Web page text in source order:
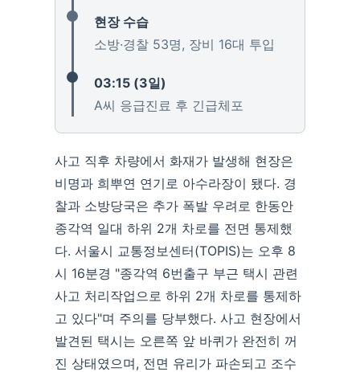
현장 수습
소방·경찰 53명, 장비 16대 투입
03:15 (3일)
A씨 응급진료 후 긴급체포
사고 직후 차량에서 화재가 발생해 현장은
비명과 희뿌연 연기로 아수라장이 됐다. 경
찰과 소방당국은 추가 폭발 우려로 한동안
종각역 일대 하위 2개 차로를 전면 통제했
다. 서울시 교통정보센터(TOPIS)는 오후 8
시 16분경 "종각역 6번출구 부근 택시 관련
사고 처리작업으로 하위 2개 차로를 통제하
고 있다"며 주의를 당부했다. 사고 현장에서
발견된 택시는 오른쪽 앞 바퀴가 완전히 꺼
진 상태였으며, 전면 유리가 파손되고 조수